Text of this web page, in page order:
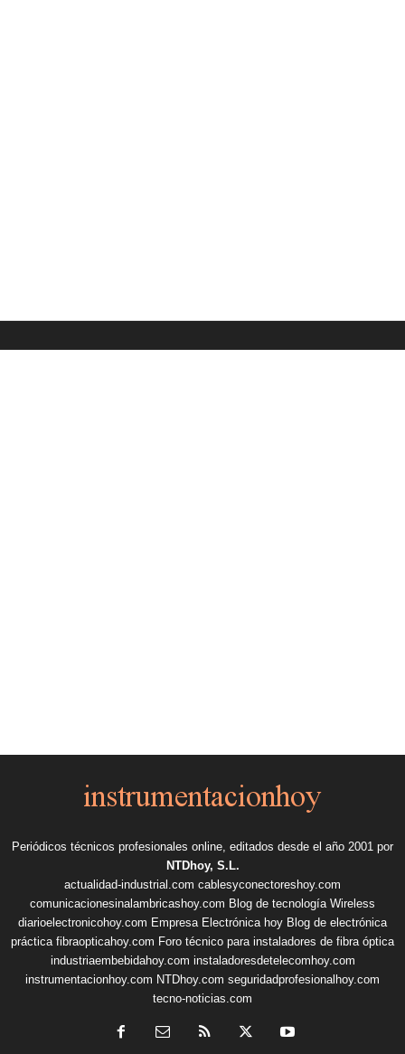
Periódicos técnicos profesionales online, editados desde el año 2001 por
NTDhoy, S.L.
actualidad-industrial.com cablesyconectoreshoy.com
comunicacionesinalambricashoy.com Blog de tecnología Wireless
diarioelectronicohoy.com Empresa Electrónica hoy Blog de electrónica
práctica fibraopticahoy.com Foro técnico para instaladores de fibra óptica
industriaembebidahoy.com instaladoresdetelecomhoy.com
instrumentacionhoy.com NTDhoy.com seguridadprofesionalhoy.com
tecno-noticias.com